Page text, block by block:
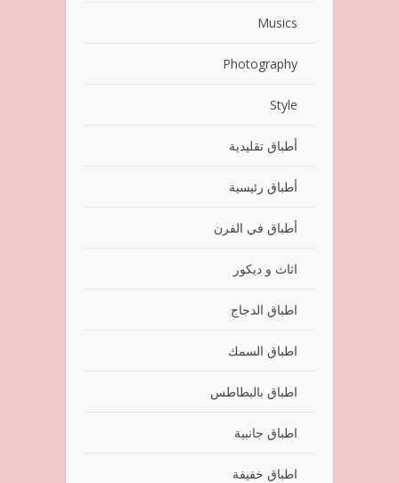
Musics
Photography
Style
أطباق تقليدية
أطباق رئيسية
أطباق في الفرن
اثاث و ديكور
اطباق الدجاج
اطباق السمك
اطباق بالبطاطس
اطباق جانبية
اطباق خفيفة